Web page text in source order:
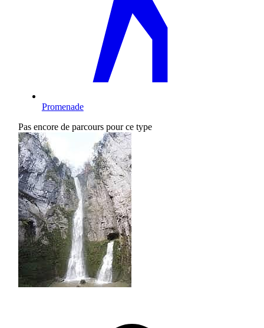
Promenade
Pas encore de parcours pour ce type